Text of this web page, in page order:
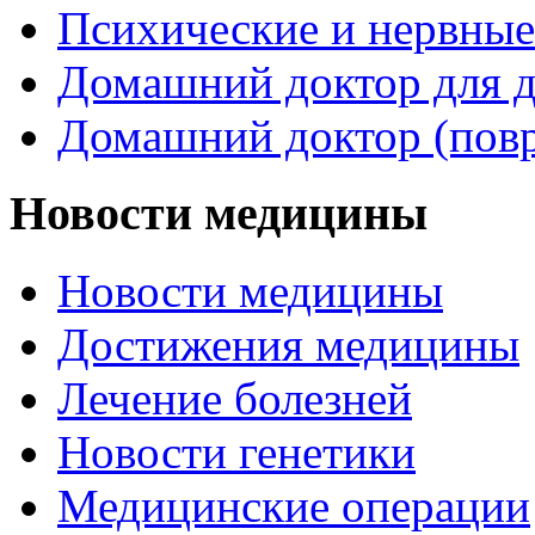
Психические и
Домашний доктор для
Домашний доктор
Новости медицины
Новости медицины
Достижения медицины
Лечение болезней
Новости генетики
Медицинские операции